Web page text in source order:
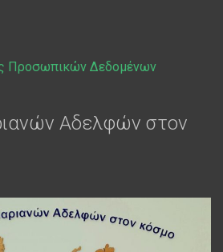
Προσωπικών Δεδομένων
Αδελφών στον